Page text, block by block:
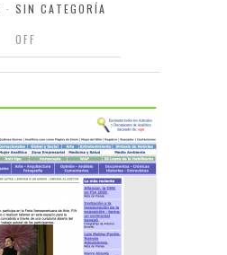
· SIN CATEGORÍA
OFF